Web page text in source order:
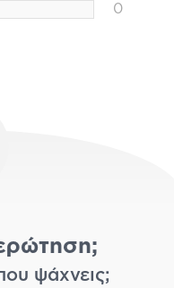
0
ψάχνεις;